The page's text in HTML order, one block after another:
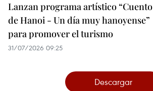
Lanzan programa artístico “Cuento
de Hanoi - Un día muy hanoyense”
para promover el turismo
31/07/2026 09:25
Descargar